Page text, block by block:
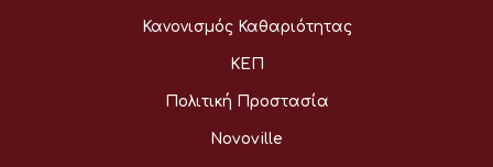
Κανονισμός Καθαριότητας
ΚΕΠ
Πολιτική Προστασία
Novoville